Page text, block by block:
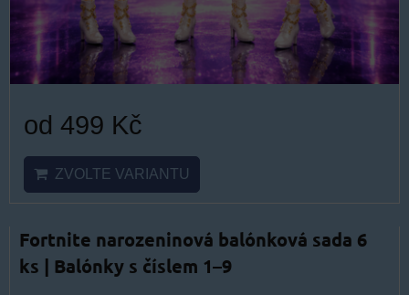
od 499 Kč
ZVOLTE VARIANTU
Fortnite narozeninová balónková sada 6
ks | Balónky s číslem 1–9